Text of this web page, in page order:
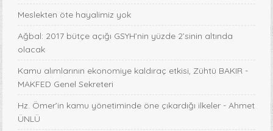
Meslekten öte hayalimiz yok
Ağbal: 2017 bütçe açığı GSYH’nin yüzde 2’sinin altında
olacak
Kamu alımlarının ekonomiye kaldıraç etkisi, Zühtü BAKIR -
MAKFED Genel Sekreteri
Hz. Ömer’in kamu yönetiminde öne çıkardığı ilkeler - Ahmet
ÜNLÜ